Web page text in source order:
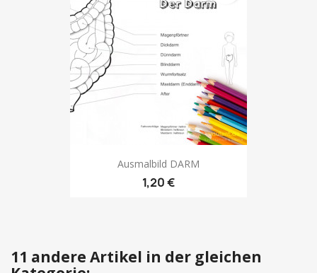
Ausmalbild DARM
1,20 €
11 andere Artikel in der gleichen